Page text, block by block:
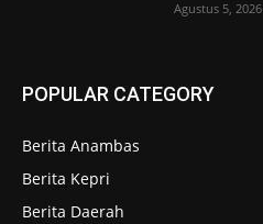
Agustus 5, 2026
POPULAR CATEGORY
Berita Anambas
Berita Kepri
Berita Daerah